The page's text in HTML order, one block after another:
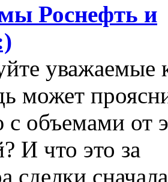
Роснефть и
уважаемые
может
с объемами от
И что это за
сделки